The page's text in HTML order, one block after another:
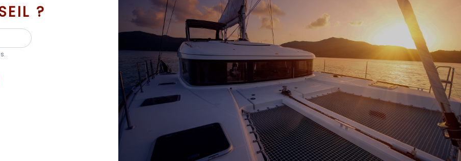
?
BATEAUX D’OCCASION ET NEUF AVEC SES MARQUES DE MOODY ET MILLIKAN…